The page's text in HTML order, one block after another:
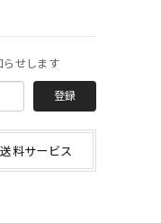
らせします
登録
料サービス